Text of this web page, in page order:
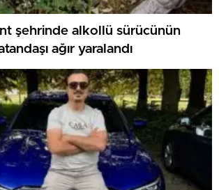
şehrinde alkollü sürücünün
ağır yaralandı